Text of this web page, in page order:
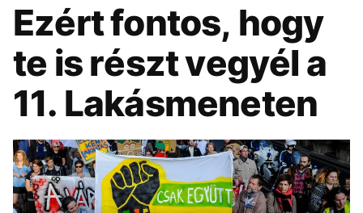
KÖZÉLET
ÉLETMÓD DESIGN
BESZÉLGETÉSEK ARCOK
VIDEÓ TÖRTÉNETEK
GASZTRO
Ezért fontos, hogy
te is részt vegyél a
11. Lakásmeneten